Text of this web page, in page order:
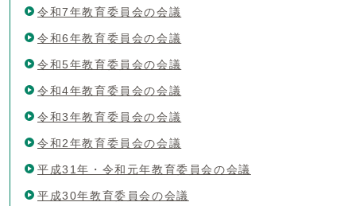
令和7年教育委員会の会議
令和6年教育委員会の会議
令和5年教育委員会の会議
令和4年教育委員会の会議
令和3年教育委員会の会議
令和2年教育委員会の会議
平成31年・令和元年教育委員会の会議
平成30年教育委員会の会議